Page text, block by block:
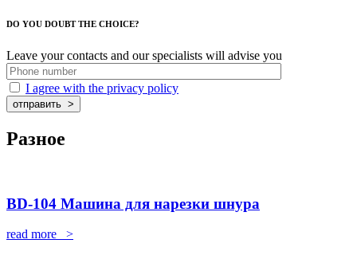
DO YOU DOUBT THE CHOICE?
Leave your contacts and our specialists will advise you
I agree with the privacy policy
Разное
BD-104 Машина для нарезки шнура
read more >